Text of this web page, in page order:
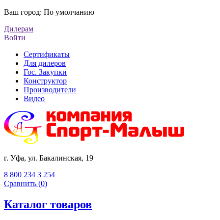
Ваш город: По умолчанию
Дилерам
Войти
Сертификаты
Для дилеров
Гос. Закупки
Конструктор
Производители
Видео
г. Уфа, ул. Бакалинская, 19
8 800 234 3 254
Сравнить (0)
Каталог товаров